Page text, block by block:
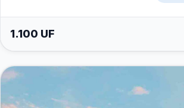
1.100 UF